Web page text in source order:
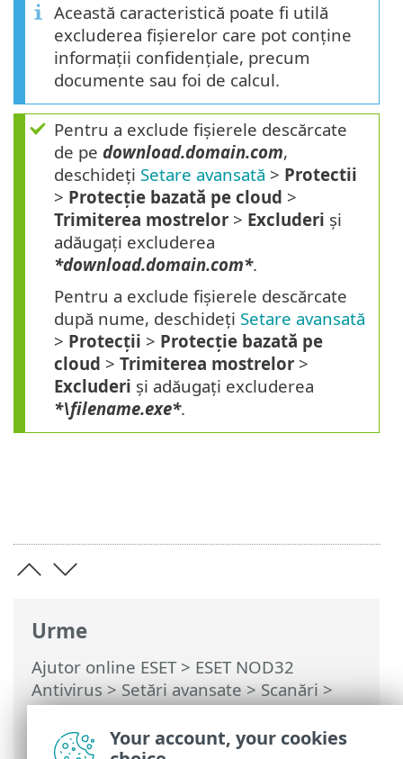
Urme
Ajutor online ESET> ESET NOD32
Antivirus>Setări avansate>Scanări>
Protecție bazată pe cloud> Filtru de
excluderi pentru protecția bazată pe
Această caracteristică poate fi utilă
excluderea fișierelor care pot conține
informații confidențiale, precum
documente sau foi de calcul.
Pentru a exclude fișierele descărcate
de pe download.domain.com,
deschideți Setare avansată > Protectii
> Protecție bazată pe cloud >
Trimiterea mostrelor > Excluderi și
adăugați excluderea
*download.domain.com*.
Pentru a exclude fișierele descărcate
după nume, deschideți Setare avansată
> Protecţii > Protecție bazată pe
cloud > Trimiterea mostrelor >
Excluderi și adăugați excluderea
*\filename.exe*.
Your account, your cookies